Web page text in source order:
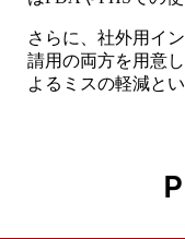
さらに、社外用イ
請用の両方を用意
よるミスの軽減と